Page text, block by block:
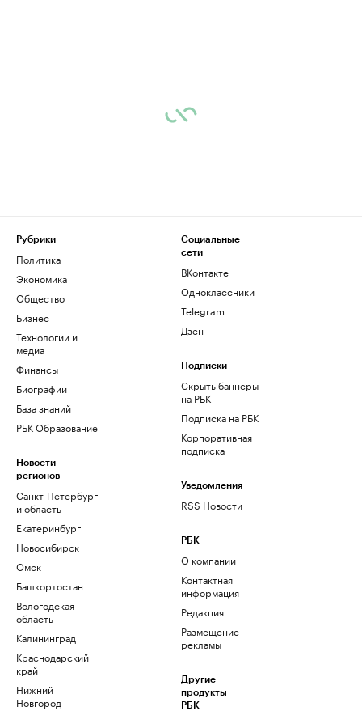
Рубрики
Политика
Экономика
Общество
Бизнес
Технологии и
медиа
Финансы
Биографии
База знаний
РБК Образование
Новости
регионов
Санкт-Петербург
и область
Екатеринбург
Новосибирск
Омск
Башкортостан
Вологодская
область
Калининград
Краснодарский
край
Нижний
Новгород
Социальные
сети
ВКонтакте
Одноклассники
Telegram
Дзен
Подписки
Скрыть баннеры
на РБК
Подписка на РБК
Корпоративная
подписка
Уведомления
RSS Новости
РБК
О компании
Контактная
информация
Редакция
Размещение
рекламы
Другие
продукты
РБК